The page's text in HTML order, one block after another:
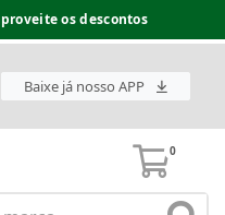
os descontos
Baixe já nosso APP
0